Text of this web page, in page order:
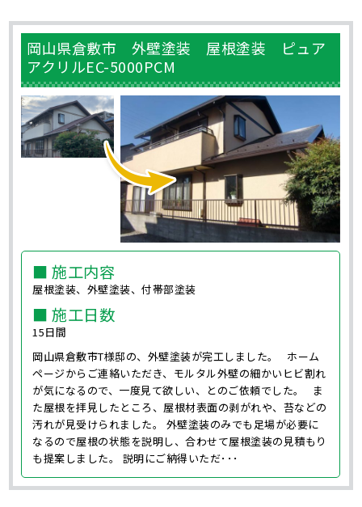
岡山県倉敷市 外壁塗装 屋根塗装 ピュア
アクリルEC-5000PCM
■ 施工内容
屋根塗装、外壁塗装、付帯部塗装
■ 施工日数
15日間
岡山県倉敷市T様邸の、外壁塗装が完工しました。 ホーム
ページからご連絡いただき、モルタル外壁の細かいヒビ割れ
が気になるので、一度見て欲しい、とのご依頼でした。 ま
た屋根を拝見したところ、屋根材表面の剥がれや、苔などの
汚れが見受けられました。 外壁塗装のみでも足場が必要に
なるので屋根の状態を説明し、合わせて屋根塗装の見積もり
も提案しました。 説明にご納得いただ･･･